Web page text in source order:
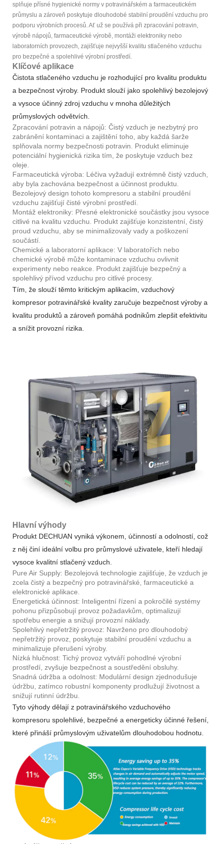
splňuje přísné hygienické normy v potravinářském a farmaceutickém
průmyslu a zároveň poskytuje dlouhodobé stabilní proudění vzduchu pro
podporu výrobních procesů. Ať už se používá při zpracování potravin,
výrobě nápojů, farmaceutické výrobě, montáži elektroniky nebo
laboratorních provozech, zajišťuje nejvyšší kvalitu stlačeného vzduchu
pro bezpečné a spolehlivé výrobní prostředí.
Klíčové aplikace
Čistota stlačeného vzduchu je rozhodující pro kvalitu produktu
a bezpečnost výroby. Produkt slouží jako spolehlivý bezolejový
a vysoce účinný zdroj vzduchu v mnoha důležitých
průmyslových odvětvích.
Zpracování potravin a nápojů: Čistý vzduch je nezbytný pro
zabránění kontaminaci a zajištění toho, aby každá šarže
splňovala normy bezpečnosti potravin. Produkt eliminuje
potenciální hygienická rizika tím, že poskytuje vzduch bez
oleje.
Farmaceutická výroba: Léčiva vyžadují extrémně čistý vzduch,
aby byla zachována bezpečnost a účinnost produktu.
Bezolejový design tohoto kompresoru a stabilní proudění
vzduchu zajišťují čisté výrobní prostředí.
Montáž elektroniky: Přesné elektronické součástky jsou vysoce
citlivé na kvalitu vzduchu. Produkt zajišťuje konzistentní, čistý
proud vzduchu, aby se minimalizovaly vady a poškození
součástí.
Chemické a laboratorní aplikace: V laboratořích nebo
chemické výrobě může kontaminace vzduchu ovlivnit
experimenty nebo reakce. Produkt zajišťuje bezpečný a
spolehlivý přívod vzduchu pro citlivé procesy.
Tím, že slouží těmto kritickým aplikacím, vzduchový
kompresor potravinářské kvality zaručuje bezpečnost výroby a
kvalitu produktů a zároveň pomáhá podnikům zlepšit efektivitu
a snížit provozní rizika.
Hlavní výhody
Produkt DECHUAN vyniká výkonem, účinností a odolností, což
z něj činí ideální volbu pro průmyslové uživatele, kteří hledají
vysoce kvalitní stlačený vzduch.
Pure Air Supply: Bezolejová technologie zajišťuje, že vzduch je
zcela čistý a bezpečný pro potravinářské, farmaceutické a
elektronické aplikace.
Energetická účinnost: Inteligentní řízení a pokročilé systémy
pohonu přizpůsobují provoz požadavkům, optimalizují
spotřebu energie a snižují provozní náklady.
Spolehlivý nepřetržitý provoz: Navrženo pro dlouhodobý
nepřetržitý provoz, poskytuje stabilní proudění vzduchu a
minimalizuje přerušení výroby.
Nízká hlučnost: Tichý provoz vytváří pohodlné výrobní
prostředí, zvyšuje bezpečnost a soustředění obsluhy.
Snadná údržba a odolnost: Modulární design zjednodušuje
údržbu, zatímco robustní komponenty prodlužují životnost a
snižují rutinní údržbu.
Tyto výhody dělají z potravinářského vzduchového
kompresoru spolehlivé, bezpečné a energeticky účinné řešení,
které přináší průmyslovým uživatelům dlouhodobou hodnotu.